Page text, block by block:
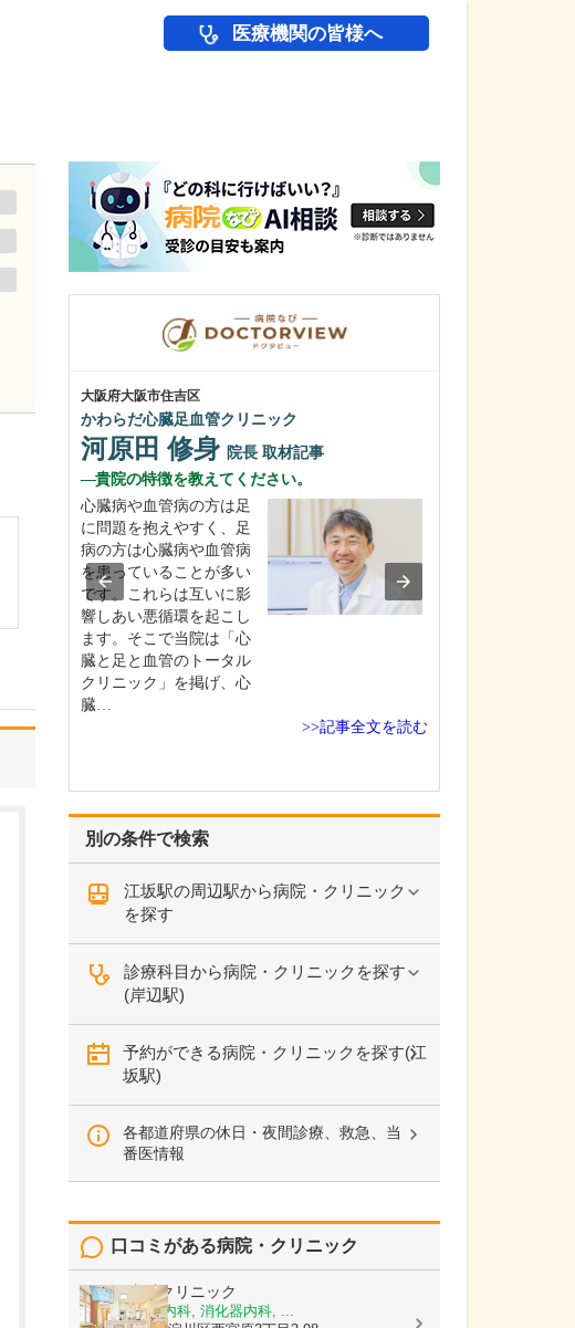
医療機関の皆様へ
別の条件で検索
江坂駅の周辺駅から病院・クリニック
を探す
診療科目から病院・クリニックを探す
(岸辺駅)
予約ができる病院・クリニックを探す(江
坂駅)
各都道府県の休日・夜間診療、救急、当
番医情報
口コミがある病院・クリニック
ひさこ内科クリニック
内科, 呼吸器内科, 消化器内科, ...
大阪府大阪市住吉区
かわらだ心臓足血管クリニック
河原田 修身 院長 取材記事
貴院の特徴を教えてください。
心臓病や血管病の方は足
に問題を抱えやすく、足
病の方は心臓病や血管病
を患っていることが多い
です。これらは互いに影
響しあい悪循環を起こし
ます。そこで当院は「心
臓と足と血管のトータル
クリニック」を掲げ、心
臓…
>>記事全文を読む